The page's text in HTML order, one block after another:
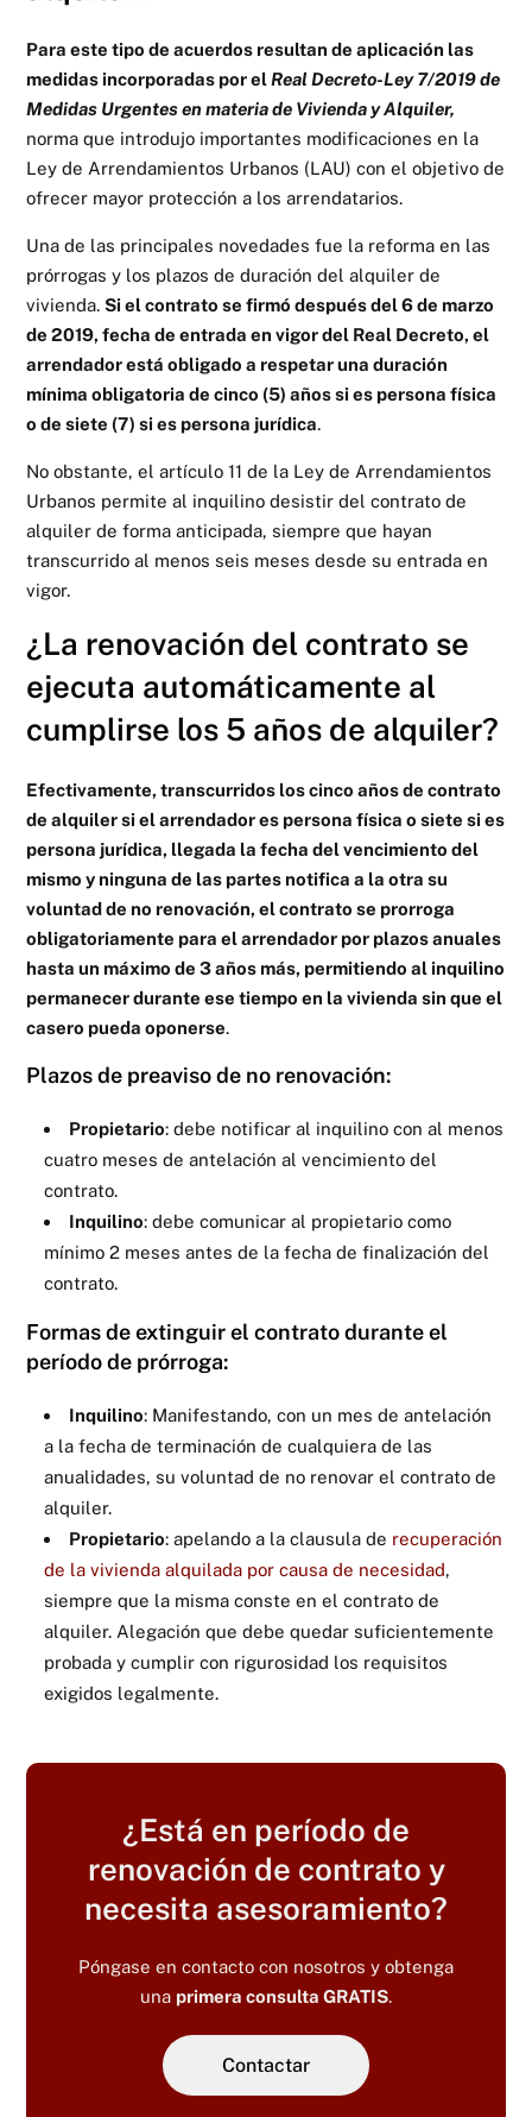
Para este tipo de acuerdos resultan de aplicación las
medidas incorporadas por elReal Decreto-Ley 7/2019 de
Medidas Urgentes en materia de Vivienda y Alquiler,
norma que introdujo importantes modificaciones en la
Ley de Arrendamientos Urbanos (LAU) con el objetivo de
ofrecer mayor protección a los arrendatarios.
Una de las principales novedades fue la reforma en las
prórrogas y los plazos de duración del alquiler de
vivienda.Si el contrato se firmó después del 6 de marzo
de 2019, fecha de entrada en vigor del Real Decreto, el
arrendador está obligado a respetar una duración
mínima obligatoria de cinco (5) años si es persona física
o de siete (7) si es persona jurídica.
No obstante, el artículo 11 de la Ley de Arrendamientos
Urbanos permite al inquilino desistir del contrato de
alquiler de forma anticipada, siempre que hayan
transcurrido al menos seis meses desde su entrada en
vigor.
¿La renovación del contrato se
ejecuta automáticamente al
cumplirse los 5 años de alquiler?
Efectivamente, transcurridos los cinco años de contrato
de alquiler si el arrendador es persona física o siete si es
persona jurídica, llegada la fecha del vencimiento del
mismo y ninguna de las partes notifica a la otra su
voluntad de no renovación, el contrato se prorroga
obligatoriamente para el arrendador por plazos anuales
hasta un máximo de 3 años más, permitiendo al inquilino
permanecer durante ese tiempo en la vivienda sin que el
casero pueda oponerse.
Plazos de preaviso de no renovación:
Propietario: debe notificar al inquilino con al menos
cuatro meses de antelación al vencimiento del
contrato.
Inquilino: debe comunicar al propietario como
mínimo 2 meses antes de la fecha de finalización del
contrato.
Formas de extinguir el contrato durante el
período de prórroga:
Inquilino: Manifestando, con un mes de antelación
a la fecha de terminación de cualquiera de las
anualidades, su voluntad de no renovar el contrato de
alquiler.
Propietario: apelando a la clausula de recuperación
de la vivienda alquilada por causa de necesidad,
siempre que la misma conste en el contrato de
alquiler. Alegación que debe quedar suficientemente
probada y cumplir con rigurosidad los requisitos
exigidos legalmente.
¿Está en período de
renovación de contrato y
necesita asesoramiento?
Póngase en contacto con nosotros y obtenga
una primera consulta GRATIS.
Contactar